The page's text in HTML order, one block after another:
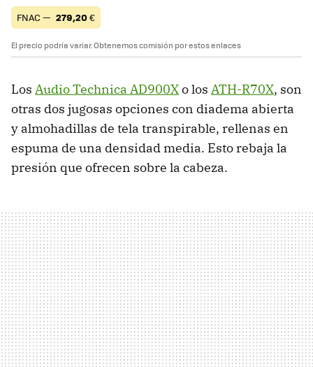
FNAC — 279,20€
El precio podría variar. Obtenemos comisión por estos enlaces
Los Audio Technica AD900Xo los ATH-R70X, son
otras dos jugosas opciones con diadema abierta
y almohadillas de tela transpirable, rellenas en
espuma de una densidad media. Esto rebaja la
presión que ofrecen sobre la cabeza.